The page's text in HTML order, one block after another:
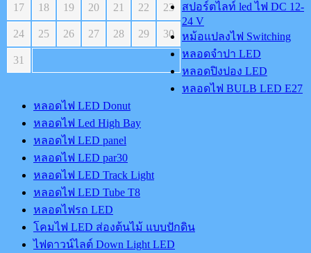
17 18 19 20 21 22 23
24 25 26 27 28 29 30
31
สปอร์ตไลท์ led ไฟ DC 12-
24 V
หม้อแปลงไฟ Switching
หลอดจำปา LED
หลอดปิงปอง LED
หลอดไฟ BULB LED E27
หลอดไฟ LED Donut
หลอดไฟ Led High Bay
หลอดไฟ LED panel
หลอดไฟ LED par30
หลอดไฟ LED Track Light
หลอดไฟ LED Tube T8
หลอดไฟรถ LED
โคมไฟ LED ส่องต้นไม้ แบบปักดิน
ไฟดาวน์ไลต์ Down Light LED